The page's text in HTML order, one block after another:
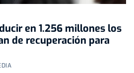
en 1.256 millones los
de recuperación para